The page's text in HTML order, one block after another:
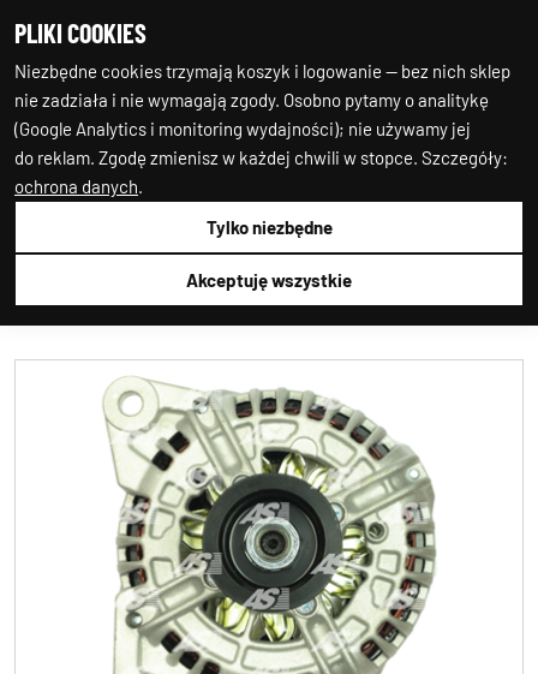
PLIKI COOKIES
Niezbędne cookies trzymają koszyk i logowanie — bez nich sklep
nie zadziała i nie wymagają zgody. Osobno pytamy o analitykę
(Google Analytics i monitoring wydajności); nie używamy jej
do reklam. Zgodę zmienisz w każdej chwili w stopce. Szczegóły:
ochrona danych.
Tylko niezbędne
Akceptuję wszystkie
1.ALTERNATOR
AS-PL
A0251